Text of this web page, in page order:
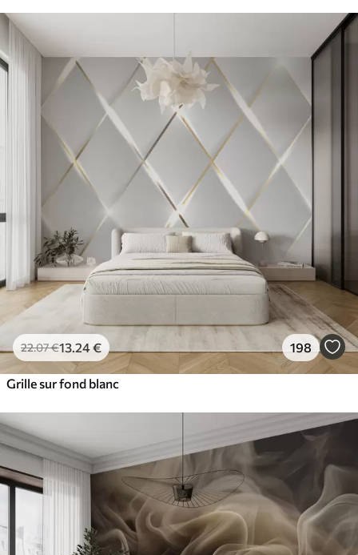
22.07€13.24€ 198
Grille sur fond blanc